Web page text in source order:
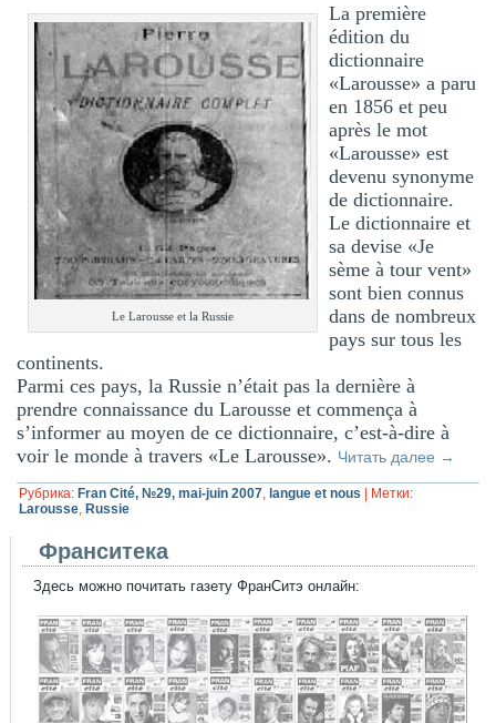
Le Larousse et la Russie
La première
édition du
dictionnaire
«Larousse» a paru
en 1856 et peu
après le mot
«Larousse» est
devenu synonyme
de dictionnaire.
Le dictionnaire et
sa devise «Je
sème à tour vent»
sont bien connus
dans de nombreux
pays sur tous les
continents.
Parmi ces pays, la Russie n’était pas la dernière à
prendre connaissance du Larousse et commença à
s’informer au moyen de ce dictionnaire, c’est-à-dire à
voir le monde à travers «Le Larousse». Читать далее →
Рубрика: Fran Cité, №29, mai-juin 2007, langue et nous
Метки:
Larousse, Russie
Франситека
Здесь можно почитать газету ФранСитэ онлайн: